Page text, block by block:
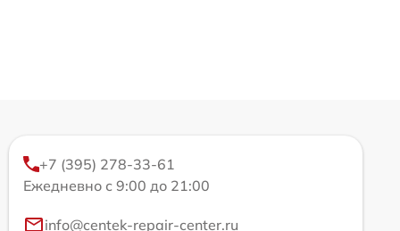
+7 (395) 278-33-61
Ежедневно с 9:00 до 21:00
info@centek-repair-center.ru